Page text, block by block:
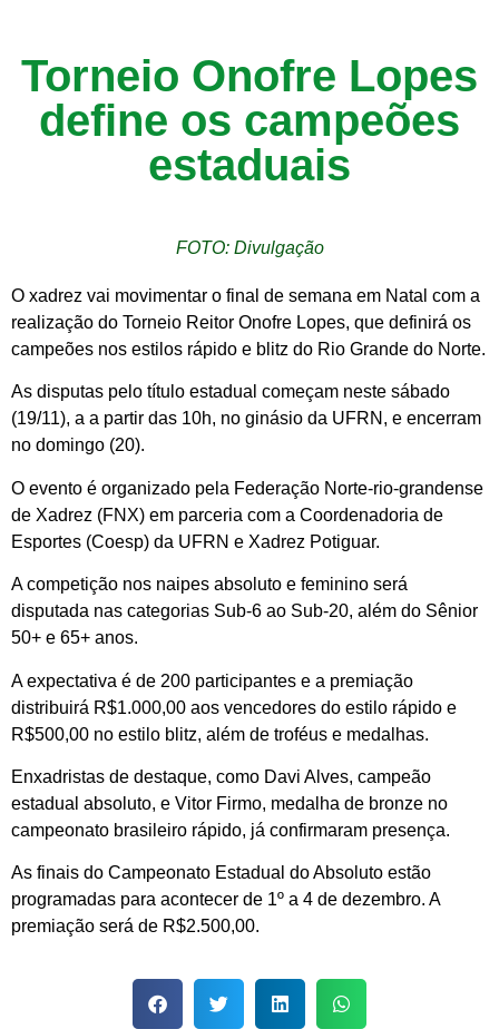
Torneio Onofre Lopes
define os campeões
estaduais
FOTO: Divulgação
O xadrez vai movimentar o final de semana em Natal com a
realização do Torneio Reitor Onofre Lopes, que definirá os
campeões nos estilos rápido e blitz do Rio Grande do Norte.
As disputas pelo título estadual começam neste sábado
(19/11), a a partir das 10h, no ginásio da UFRN, e encerram
no domingo (20).
O evento é organizado pela Federação Norte-rio-grandense
de Xadrez (FNX) em parceria com a Coordenadoria de
Esportes (Coesp) da UFRN e Xadrez Potiguar.
A competição nos naipes absoluto e feminino será
disputada nas categorias Sub-6 ao Sub-20, além do Sênior
50+ e 65+ anos.
A expectativa é de 200 participantes e a premiação
distribuirá R$1.000,00 aos vencedores do estilo rápido e
R$500,00 no estilo blitz, além de troféus e medalhas.
Enxadristas de destaque, como Davi Alves, campeão
estadual absoluto, e Vitor Firmo, medalha de bronze no
campeonato brasileiro rápido, já confirmaram presença.
As finais do Campeonato Estadual do Absoluto estão
programadas para acontecer de 1º a 4 de dezembro. A
premiação será de R$2.500,00.